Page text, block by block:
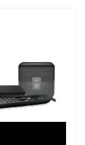
Engagement 12 mois